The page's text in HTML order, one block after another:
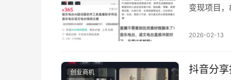
变现项目
案例也是
2026-02-13
创业商机 抖音分